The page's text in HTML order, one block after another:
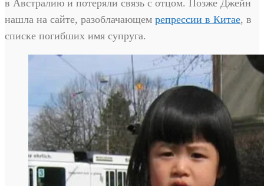
в Австралию и потеряли связь с отцом. Позже Джейн
нашла на сайте, разоблачающем репрессии в Китае, в
списке погибших имя супруга.